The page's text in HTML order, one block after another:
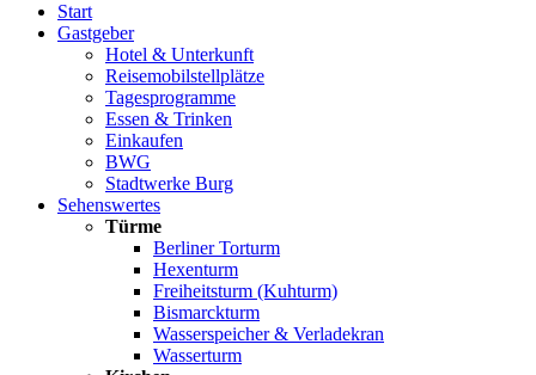
Start
Gastgeber
Hotel & Unterkunft
Reisemobilstellplätze
Tagesprogramme
Essen & Trinken
Einkaufen
BWG
Stadtwerke Burg
Sehenswertes
Türme
Berliner Torturm
Hexenturm
Freiheitsturm (Kuhturm)
Bismarckturm
Wasserspeicher & Verladekran
Wasserturm